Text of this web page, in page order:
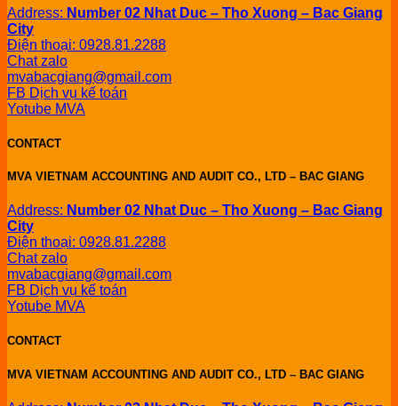
Address: Number 02 Nhat Duc – Tho Xuong – Bac Giang
City
Điện thoại: 0928.81.2288
Chat zalo
mvabacgiang@gmail.com
FB Dịch vụ kế toán
Yotube MVA
CONTACT
MVA VIETNAM ACCOUNTING AND AUDIT CO., LTD – BAC GIANG
Address: Number 02 Nhat Duc – Tho Xuong – Bac Giang
City
Điện thoại: 0928.81.2288
Chat zalo
mvabacgiang@gmail.com
FB Dịch vụ kế toán
Yotube MVA
CONTACT
MVA VIETNAM ACCOUNTING AND AUDIT CO., LTD – BAC GIANG